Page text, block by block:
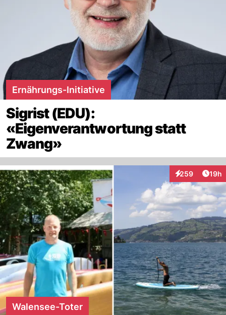
Ernährungs-Initiative
Sigrist (EDU):
«Eigenverantwortung statt
Zwang»
259
Interaktionen
19h
Walensee-Toter